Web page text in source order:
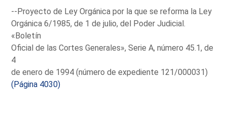
--Proyecto de Ley Orgánica por la que se reforma la Ley
Orgánica 6/1985, de 1 de julio, del Poder Judicial.
«Boletín
Oficial de las Cortes Generales», Serie A, número 45.1, de
4
de enero de 1994 (número de expediente 121/000031)
(Página 4030)